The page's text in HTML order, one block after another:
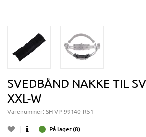
SVEDBÅND NAKKE TIL
XXL-W
Varenummer: SH VP-99140-R51
På lager (8)